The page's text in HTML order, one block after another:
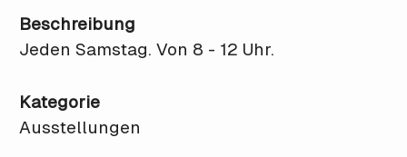
Beschreibung
Jeden Samstag. Von 8 - 12 Uhr.
Kategorie
Ausstellungen